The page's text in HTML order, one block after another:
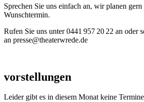
Sprechen Sie uns einfach an, wir planen
Wunschtermin.
Rufen Sie uns unter 0441 957 20 22 an oder
an presse@theaterwrede.de
vorstellungen
Leider gibt es in diesem Monat keine